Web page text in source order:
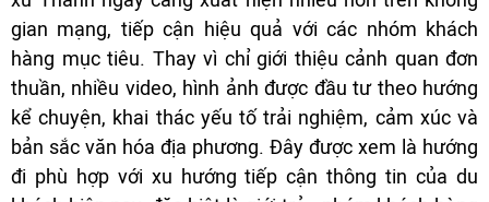
gian mạng, tiếp cận hiệu quả với các nhóm khách
hàng mục tiêu. Thay vì chỉ giới thiệu cảnh quan đơn
thuần, nhiều video, hình ảnh được đầu tư theo hướng
kể chuyện, khai thác yếu tố trải nghiệm, cảm xúc và
bản sắc văn hóa địa phương. Đây được xem là hướng
đi phù hợp với xu hướng tiếp cận thông tin của du